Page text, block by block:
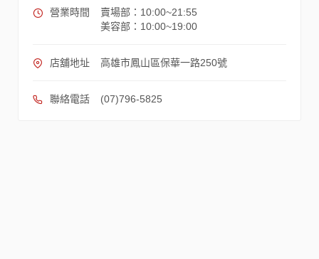
營業時間
賣場部：10:00~21:55
美容部：10:00~19:00
店舖地址 高雄市鳳山區保華一路250號
聯絡電話 (07)796-5825